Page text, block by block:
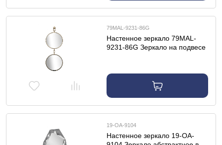
79MAL-9231-86G
Настенное зеркало 79MAL-
9231-86G Зеркало на подвесе
19-OA-9104
Настенное зеркало 19-OA-